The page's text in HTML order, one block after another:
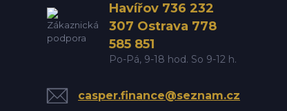
Havířov 736 232
307 Ostrava 778
585 851
Po-Pá, 9-18 hod. So 9-12 h.
casper.finance@seznam.cz